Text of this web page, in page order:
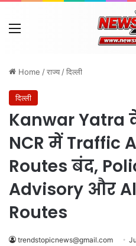
Menu
Home /राज्य /दिल्ली
दिल्ली
Kanwar
NCR में Traffic
Routes बंद,
Advisory और
Routes
trendstopicnews@gmail.com